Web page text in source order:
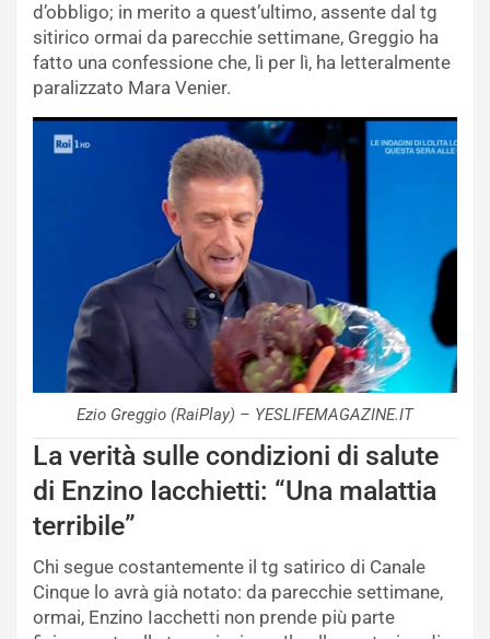
d’obbligo; in merito a quest’ultimo, assente dal tg
sitirico ormai da parecchie settimane, Greggio ha
fatto una confessione che, lì per lì, ha letteralmente
paralizzato Mara Venier.
Ezio Greggio (RaiPlay) – YESLIFEMAGAZINE.IT
La verità sulle condizioni di salute
di Enzino Iacchietti: “Una malattia
terribile”
Chi segue costantemente il tg satirico di Canale
Cinque lo avrà già notato: da parecchie settimane,
ormai, Enzino Iacchetti non prende più parte